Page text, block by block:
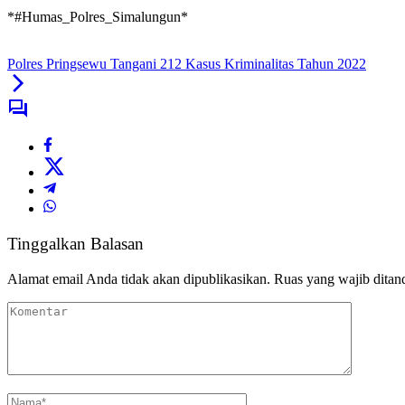
*#Humas_Polres_Simalungun*
Polres Pringsewu Tangani 212 Kasus Kriminalitas Tahun 2022
Tinggalkan Balasan
Alamat email Anda tidak akan dipublikasikan. Ruas yang wajib